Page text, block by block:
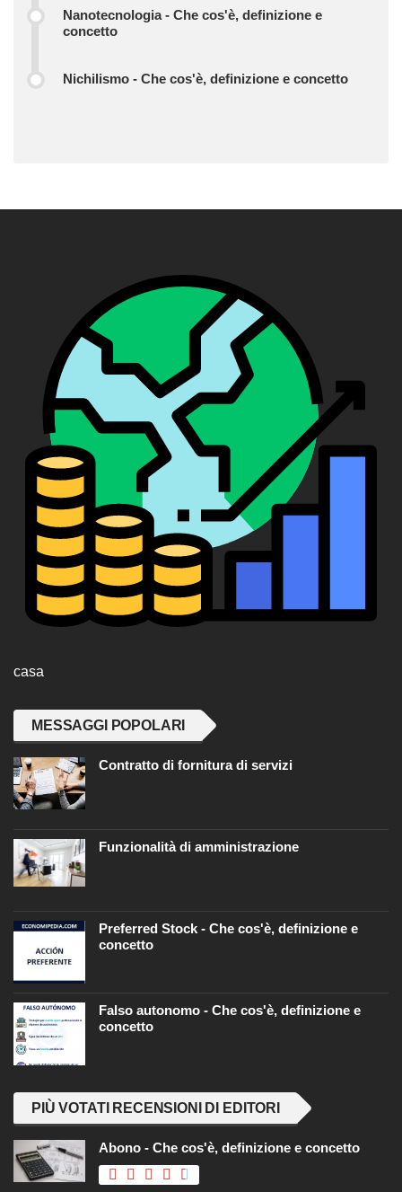
Nanotecnologia - Che cos'è, definizione e
concetto
Nichilismo - Che cos'è, definizione e concetto
casa
MESSAGGI POPOLARI
Contratto di fornitura di servizi
Funzionalità di amministrazione
Preferred Stock - Che cos'è, definizione e
concetto
Falso autonomo - Che cos'è, definizione e
concetto
PIÙ VOTATI RECENSIONI DI EDITORI
Abono - Che cos'è, definizione e concetto